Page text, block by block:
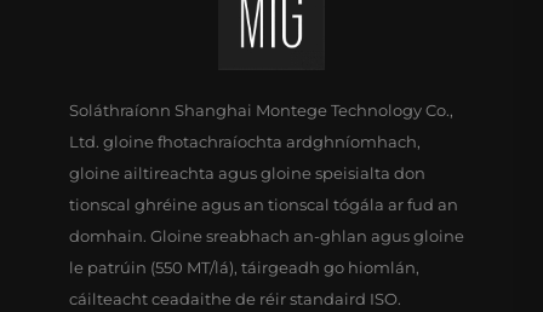
Soláthraíonn Shanghai Montege Technology Co.,
Ltd. gloine fhotachraíochta ardghníomhach,
gloine ailtireachta agus gloine speisialta don
tionscal ghréine agus an tionscal tógála ar fud an
domhain. Gloine sreabhach an-ghlan agus gloine
le patrúin (550 MT/lá), táirgeadh go hiomlán,
cáilteacht ceadaithe de réir standaird ISO.